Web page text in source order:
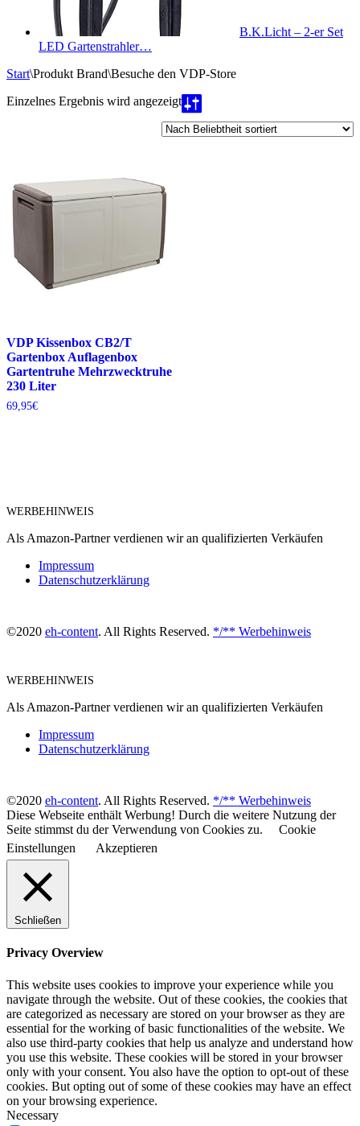
B.K.Licht – 2-er Set
LED Gartenstrahler…
Start\Produkt Brand\Besuche den VDP-Store
Einzelnes Ergebnis wird angezeigt
VDP Kissenbox CB2/T
Gartenbox Auflagenbox
Gartentruhe Mehrzwecktruhe
230 Liter
69,95€
WERBEHINWEIS
Als Amazon-Partner verdienen wir an qualifizierten Verkäufen
Impressum
Datenschutzerklärung
©2020 eh-content. All Rights Reserved. */** Werbehinweis
WERBEHINWEIS
Als Amazon-Partner verdienen wir an qualifizierten Verkäufen
Impressum
Datenschutzerklärung
©2020 eh-content. All Rights Reserved. */** Werbehinweis
Diese Webseite enthält Werbung! Durch die weitere Nutzung der
Seite stimmst du der Verwendung von Cookies zu.
Cookie
Einstellungen
Akzeptieren
Schließen
Privacy Overview
This website uses cookies to improve your experience while you
navigate through the website. Out of these cookies, the cookies that
are categorized as necessary are stored on your browser as they are
essential for the working of basic functionalities of the website. We
also use third-party cookies that help us analyze and understand how
you use this website. These cookies will be stored in your browser
only with your consent. You also have the option to opt-out of these
cookies. But opting out of some of these cookies may have an effect
on your browsing experience.
Necessary